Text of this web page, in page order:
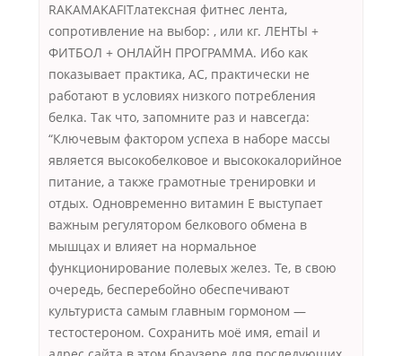
RAKAMAKAFITлатексная фитнес лента,
сопротивление на выбор: , или кг. ЛЕНТЫ +
ФИТБОЛ + ОНЛАЙН ПРОГРАММА. Ибо как
показывает практика, АС, практически не
работают в условиях низкого потребления
белка. Так что, запомните раз и навсегда:
“Ключевым фактором успеха в наборе массы
является высокобелковое и высококалорийное
питание, а также грамотные тренировки и
отдых. Одновременно витамин Е выступает
важным регулятором белкового обмена в
мышцах и влияет на нормальное
функционирование полевых желез. Те, в свою
очередь, бесперебойно обеспечивают
культуриста самым главным гормоном —
тестостероном. Сохранить моё имя, email и